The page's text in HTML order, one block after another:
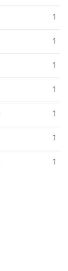
1
1
1
1
1
1
1